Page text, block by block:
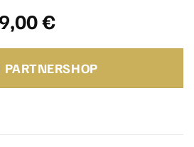
€
€Aktueller
ist:
139,00 €.